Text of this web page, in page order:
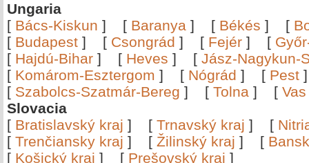
Ungaria
[ Bács-Kiskun ] [ Baranya ] [ Békés ] [
[ Budapest ] [ Csongrád ] [ Fejér ] [
[ Hajdú-Bihar ] [ Heves ] [ Jász-Nagykun-
[ Komárom-Esztergom ] [ Nógrád ] [ Pest
[ Szabolcs-Szatmár-Bereg ] [ Tolna ] [ Vas
Slovacia
[ Bratislavský kraj ] [ Trnavský kraj ] [
[ Trenčiansky kraj ] [ Žilinský kraj ] [
[ Košický kraj ] [ Prešovský kraj ]